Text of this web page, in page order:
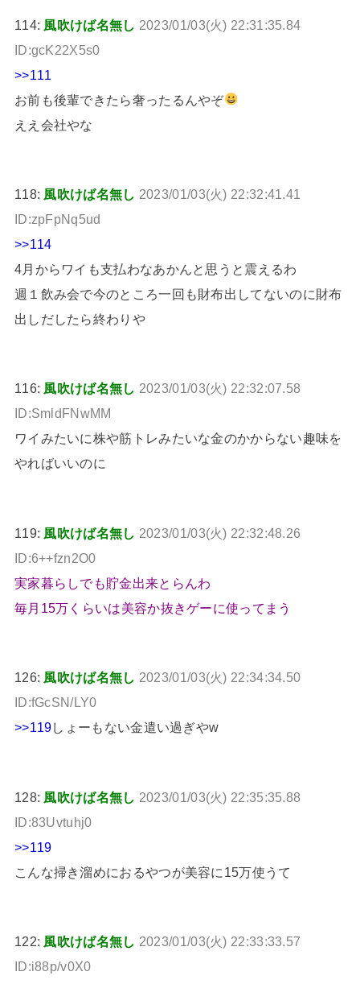
114: 風吹けば名無し 2023/01/03(火) 22:31:35.84
ID:gcK22X5s0
>>111
お前も後輩できたら奢ったるんやぞ
ええ会社やな
118: 風吹けば名無し 2023/01/03(火) 22:32:41.41
ID:zpFpNq5ud
>>114
4月からワイも支払わなあかんと思うと震えるわ
週１飲み会で今のところ一回も財布出してないのに財布
出しだしたら終わりや
116: 風吹けば名無し 2023/01/03(火) 22:32:07.58
ID:SmldFNwMM
ワイみたいに株や筋トレみたいな金のかからない趣味を
やればいいのに
119: 風吹けば名無し 2023/01/03(火) 22:32:48.26
ID:6++fzn2O0
実家暮らしでも貯金出来とらんわ
毎月15万くらいは美容か抜きゲーに使ってまう
126: 風吹けば名無し 2023/01/03(火) 22:34:34.50
ID:fGcSN/LY0
>>119しょーもない金遣い過ぎやw
128: 風吹けば名無し 2023/01/03(火) 22:35:35.88
ID:83Uvtuhj0
>>119
こんな掃き溜めにおるやつが美容に15万使うて
122: 風吹けば名無し 2023/01/03(火) 22:33:33.57
ID:i88p/v0X0